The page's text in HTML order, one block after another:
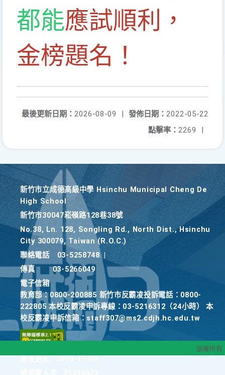
都能應試順利，
金榜題名！
發佈日期： 2022-05-22
最後更新日期： 2026-08-09
|
點擊率： 2269 |
新竹巿立成德高級中學 Hsinchu Municipal Cheng De
High School
新竹巿30047崧嶺路128巷38號
No.38, Ln. 128, Songling Rd., North Dist., Hsinchu
City 300079, Taiwan (R.O.C.)
聯絡電話
03-5258748
傳真
03-5266049
電子信箱
教育部：0800-200885 新竹市反霸凌投訴電話：0800-
222805 本校反霸凌申訴專線：03-5216312（24小時） 本
校反霸凌申訴信箱：staff307@ms2.cdjh.hc.edu.tw
版權所有